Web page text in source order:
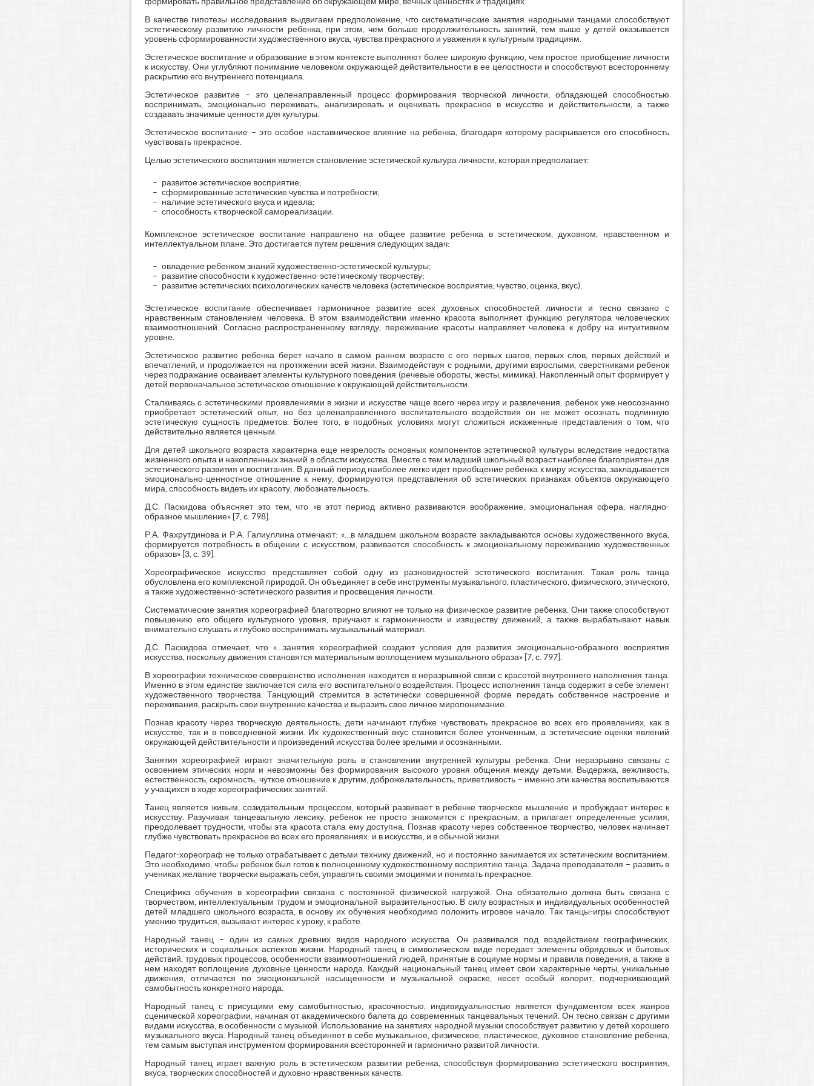
В качестве гипотезы исследования выдвигаем предположение, что систематические занятия народными танцами способствуют
эстетическому развитию личности ребенка, при этом, чем больше продолжительность занятий, тем выше у детей оказывается
уровень сформированности художественного вкуса, чувства прекрасного и уважения к культурным традициям.
Эстетическое воспитание и образование в этом контексте выполняют более широкую функцию, чем простое приобщение личности
к искусству. Они углубляют понимание человеком окружающей действительности в ее целостности и способствуют всестороннему
раскрытию его внутреннего потенциала.
Эстетическое развитие – это целенаправленный процесс формирования творческой личности, обладающей способностью
воспринимать, эмоционально переживать, анализировать и оценивать прекрасное в искусстве и действительности, а также
создавать значимые ценности для культуры.
Эстетическое воспитание – это особое наставническое влияние на ребенка, благодаря которому раскрывается его способность
чувствовать прекрасное.
Целью эстетического воспитания является становление эстетической культура личности, которая предполагает:
развитое эстетическое восприятие;
сформированные эстетические чувства и потребности;
наличие эстетического вкуса и идеала;
способность к творческой самореализации.
Комплексное эстетическое воспитание направлено на общее развитие ребенка в эстетическом, духовном, нравственном и
интеллектуальном плане. Это достигается путем решения следующих задач:
овладение ребенком знаний художественно-эстетической культуры;
развитие способности к художественно-эстетическому творчеству;
развитие эстетических психологических качеств человека (эстетическое восприятие, чувство, оценка, вкус).
Эстетическое воспитание обеспечивает гармоничное развитие всех духовных способностей личности и тесно связано с
нравственным становлением человека. В этом взаимодействии именно красота выполняет функцию регулятора человеческих
взаимоотношений. Согласно распространенному взгляду, переживание красоты направляет человека к добру на интуитивном
уровне.
Эстетическое развитие ребенка берет начало в самом раннем возрасте с его первых шагов, первых слов, первых действий и
впечатлений, и продолжается на протяжении всей жизни. Взаимодействуя с родными, другими взрослыми, сверстниками ребенок
через подражание осваивает элементы культурного поведения (речевые обороты, жесты, мимика). Накопленный опыт формирует у
детей первоначальное эстетическое отношение к окружающей действительности.
Сталкиваясь с эстетическими проявлениями в жизни и искусстве чаще всего через игру и развлечения, ребенок уже неосознанно
приобретает эстетический опыт, но без целенаправленного воспитательного воздействия он не может осознать подлинную
эстетическую сущность предметов. Более того, в подобных условиях могут сложиться искаженные представления о том, что
действительно является ценным.
Для детей школьного возраста характерна еще незрелость основных компонентов эстетической культуры вследствие недостатка
жизненного опыта и накопленных знаний в области искусства. Вместе с тем младший школьный возраст наиболее благоприятен для
эстетического развития и воспитания. В данный период наиболее легко идет приобщение ребенка к миру искусства, закладывается
эмоционально-ценностное отношение к нему, формируются представления об эстетических признаках объектов окружающего
мира, способность видеть их красоту, любознательность.
Д.С. Паскидова объясняет это тем, что «в этот период активно развиваются воображение, эмоциональная сфера, наглядно-
образное мышление» [7, с. 798].
Р.А. Фахрутдинова и Р.А. Галиуллина отмечают: «…в младшем школьном возрасте закладываются основы художественного вкуса,
формируется потребность в общении с искусством, развивается способность к эмоциональному переживанию художественных
образов» [3, с. 39].
Хореографическое искусство представляет собой одну из разновидностей эстетического воспитания. Такая роль танца
обусловлена его комплексной природой. Он объединяет в себе инструменты музыкального, пластического, физического, этического,
а также художественно-эстетического развития и просвещения личности.
Систематические занятия хореографией благотворно влияют не только на физическое развитие ребенка. Они также способствуют
повышению его общего культурного уровня, приучают к гармоничности и изяществу движений, а также вырабатывают навык
внимательно слушать и глубоко воспринимать музыкальный материал.
Д.С. Паскидова отмечает, что «…занятия хореографией создают условия для развития эмоционально-образного восприятия
искусства, поскольку движения становятся материальным воплощением музыкального образа» [7, с. 797].
В хореографии техническое совершенство исполнения находится в неразрывной связи с красотой внутреннего наполнения танца.
Именно в этом единстве заключается сила его воспитательного воздействия. Процесс исполнения танца содержит в себе элемент
художественного творчества. Танцующий стремится в эстетически совершенной форме передать собственное настроение и
переживания, раскрыть свои внутренние качества и выразить свое личное миропонимание.
Познав красоту через творческую деятельность, дети начинают глубже чувствовать прекрасное во всех его проявлениях, как в
искусстве, так и в повседневной жизни. Их художественный вкус становится более утонченным, а эстетические оценки явлений
окружающей действительности и произведений искусства более зрелыми и осознанными.
Занятия хореографией играют значительную роль в становлении внутренней культуры ребенка. Они неразрывно связаны с
освоением этических норм и невозможны без формирования высокого уровня общения между детьми. Выдержка, вежливость,
естественность, скромность, чуткое отношение к другим, доброжелательность, приветливость – именно эти качества воспитываются
у учащихся в ходе хореографических занятий.
Танец является живым, созидательным процессом, который развивает в ребенке творческое мышление и пробуждает интерес к
искусству. Разучивая танцевальную лексику, ребенок не просто знакомится с прекрасным, а прилагает определенные усилия,
преодолевает трудности, чтобы эта красота стала ему доступна. Познав красоту через собственное творчество, человек начинает
глубже чувствовать прекрасное во всех его проявлениях: и в искусстве, и в обычной жизни.
Педагог-хореограф не только отрабатывает с детьми технику движений, но и постоянно занимается их эстетическим воспитанием.
Это необходимо, чтобы ребенок был готов к полноценному художественному восприятию танца. Задача преподавателя – развить в
учениках желание творчески выражать себя, управлять своими эмоциями и понимать прекрасное.
Специфика обучения в хореографии связана с постоянной физической нагрузкой. Она обязательно должна быть связана с
творчеством, интеллектуальным трудом и эмоциональной выразительностью. В силу возрастных и индивидуальных особенностей
детей младшего школьного возраста, в основу их обучения необходимо положить игровое начало. Так танцы-игры способствуют
умению трудиться, вызывают интерес к уроку, к работе.
Народный танец – один из самых древних видов народного искусства. Он развивался под воздействием географических,
исторических и социальных аспектов жизни. Народный танец в символическом виде передает элементы обрядовых и бытовых
действий, трудовых процессов, особенности взаимоотношений людей, принятые в социуме нормы и правила поведения, а также в
нем находят воплощение духовные ценности народа. Каждый национальный танец имеет свои характерные черты, уникальные
движения, отличается по эмоциональной насыщенности и музыкальной окраске, несет особый колорит, подчеркивающий
самобытность конкретного народа.
Народный танец с присущими ему самобытностью, красочностью, индивидуальностью является фундаментом всех жанров
сценической хореографии, начиная от академического балета до современных танцевальных течений. Он тесно связан с другими
видами искусства, в особенности с музыкой. Использование на занятиях народной музыки способствует развитию у детей хорошего
музыкального вкуса. Народный танец объединяет в себе музыкальное, физическое, пластическое, духовное становление ребенка,
тем самым выступая инструментом формирования всесторонней и гармонично развитой личности.
Народный танец играет важную роль в эстетическом развитии ребенка, способствуя формированию эстетического восприятия,
вкуса, творческих способностей и духовно-нравственных качеств.